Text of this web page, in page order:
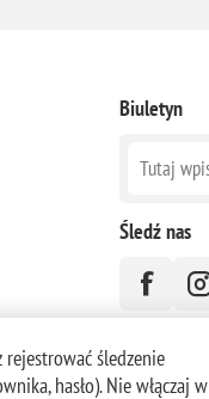
Biuletyn
Śledź nas
rejestrować śledzenie
hasło). Nie włączaj w